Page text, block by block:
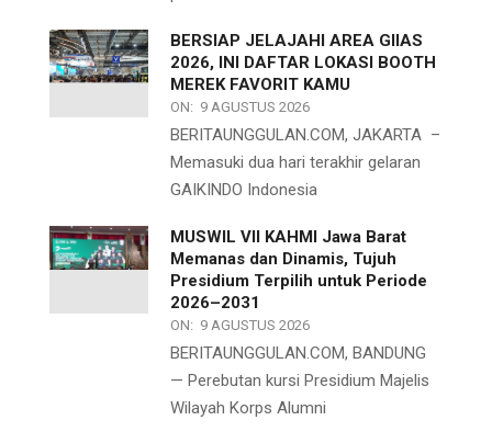
BERSIAP JELAJAHI AREA GIIAS
2026, INI DAFTAR LOKASI BOOTH
MEREK FAVORIT KAMU
ON: 9 AGUSTUS 2026
BERITAUNGGULAN.COM, JAKARTA –
Memasuki dua hari terakhir gelaran
GAIKINDO Indonesia
MUSWIL VII KAHMI Jawa Barat
Memanas dan Dinamis, Tujuh
Presidium Terpilih untuk Periode
2026–2031
ON: 9 AGUSTUS 2026
BERITAUNGGULAN.COM, BANDUNG
— Perebutan kursi Presidium Majelis
Wilayah Korps Alumni